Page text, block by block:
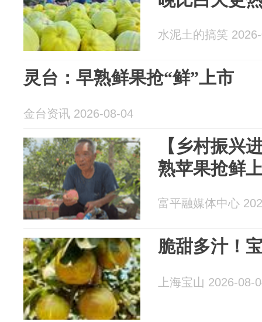
水泥土的搞笑
灵台：早熟鲜果抢“鲜”上市
金台资讯 2026-08-04
【乡村振兴
熟苹果抢鲜
富平融媒体中心
脆甜多汁！
上海宝山 2026-08-